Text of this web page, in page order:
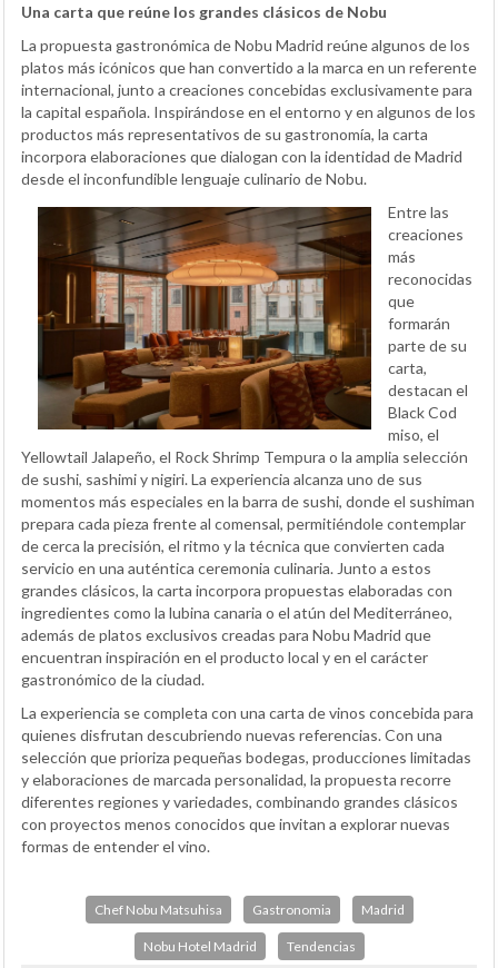
Una carta que reúne los grandes clásicos de Nobu
La propuesta gastronómica de Nobu Madrid reúne algunos de los
platos más icónicos que han convertido a la marca en un referente
internacional, junto a creaciones concebidas exclusivamente para
la capital española. Inspirándose en el entorno y en algunos de los
productos más representativos de su gastronomía, la carta
incorpora elaboraciones que dialogan con la identidad de Madrid
desde el inconfundible lenguaje culinario de Nobu.
Entre las
creaciones
más
reconocidas
que
formarán
parte de su
carta,
destacan el
Black Cod
miso, el
Yellowtail Jalapeño, el Rock Shrimp Tempura o la amplia selección
de sushi, sashimi y nigiri. La experiencia alcanza uno de sus
momentos más especiales en la barra de sushi, donde el sushiman
prepara cada pieza frente al comensal, permitiéndole contemplar
de cerca la precisión, el ritmo y la técnica que convierten cada
servicio en una auténtica ceremonia culinaria. Junto a estos
grandes clásicos, la carta incorpora propuestas elaboradas con
ingredientes como la lubina canaria o el atún del Mediterráneo,
además de platos exclusivos creadas para Nobu Madrid que
encuentran inspiración en el producto local y en el carácter
gastronómico de la ciudad.
La experiencia se completa con una carta de vinos concebida para
quienes disfrutan descubriendo nuevas referencias. Con una
selección que prioriza pequeñas bodegas, producciones limitadas
y elaboraciones de marcada personalidad, la propuesta recorre
diferentes regiones y variedades, combinando grandes clásicos
con proyectos menos conocidos que invitan a explorar nuevas
formas de entender el vino.
Chef Nobu Matsuhisa Gastronomia Madrid
Nobu Hotel Madrid Tendencias